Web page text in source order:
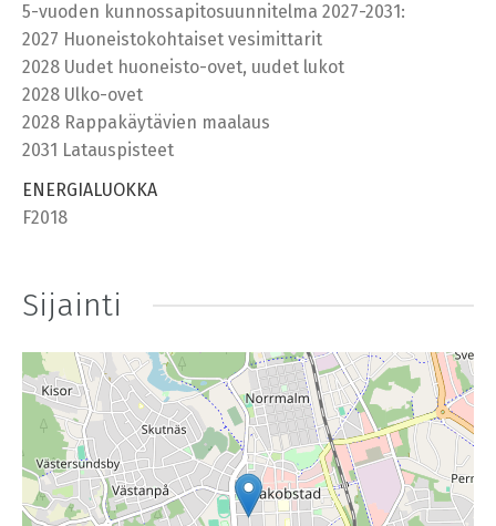
5-vuoden kunnossapitosuunnitelma 2027-2031:
2027 Huoneistokohtaiset vesimittarit
2028 Uudet huoneisto-ovet, uudet lukot
2028 Ulko-ovet
2028 Rappakäytävien maalaus
2031 Latauspisteet
ENERGIALUOKKA
F2018
Sijainti